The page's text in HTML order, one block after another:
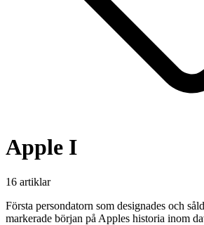
Apple I
16 artiklar
Första persondatorn som designades och
markerade början på Apples historia inom